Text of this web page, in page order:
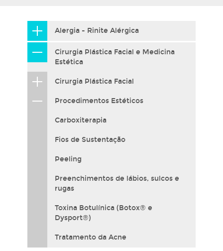
Alergia - Rinite Alérgica
Cirurgia Plástica Facial e Medicina
Estética
Cirurgia Plástica Facial
Procedimentos Estéticos
Carboxiterapia
Fios de Sustentação
Peeling
Preenchimentos de lábios, sulcos e
rugas
Toxina Botulínica (Botox® e
Dysport®)
Tratamento da Acne